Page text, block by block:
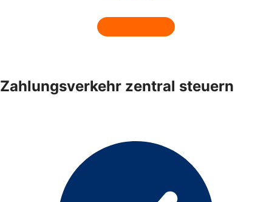
Zahlungsverkehr zentral steuern